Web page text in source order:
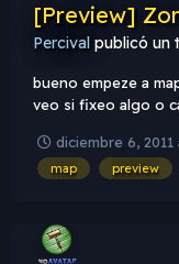
[Preview]
Percival publicó un
bueno empeze a
veo si fixeo algo o
diciembre 6, 2011
map preview